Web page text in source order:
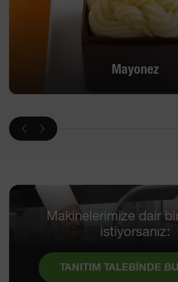
Mayonez
Makinelerimize dair bir
istiyorsanız:
TANITIM TALEBİNDE